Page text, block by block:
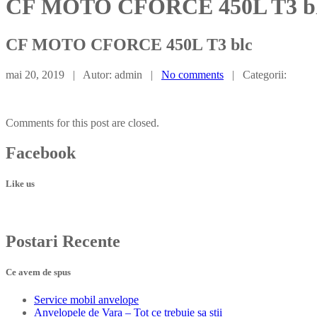
CF MOTO CFORCE 450L T3
CF MOTO CFORCE 450L T3 blc
mai 20, 2019 | Autor: admin | No comments | Categorii:
Comments for this post are closed.
Facebook
Like us
Postari Recente
Ce avem de spus
Service mobil anvelope
Anvelopele de Vara – Tot ce trebuie sa stii